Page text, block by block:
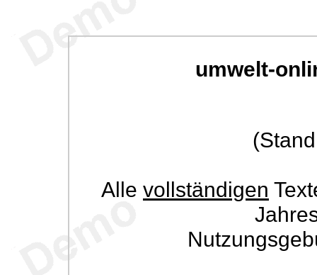
umwelt-
Alle vollständigen